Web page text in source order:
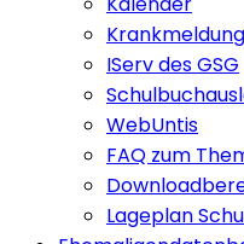
Krankmeldung
IServ des GSG
WebUntis
FAQ zum
Lageplan